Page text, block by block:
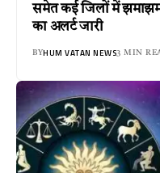
समेत कई जिलों में
का अलर्ट जारी
BYHUM VATAN NEWS3 MIN